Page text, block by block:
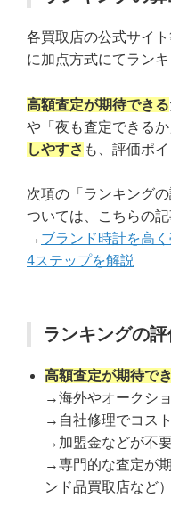
各買取店の公式サイ
に加点方式にてラン
高額査定が期待できる
や「夜も査定できる
しやすさ も、評価ポ
次項の「ランキング
ついては、こちらの
→ ブランド時計を高
4ステップを解説
ランキングの評
高額査定が期待で
→海外やオークシ
→自社修理でコス
→加盟金などが不
→専門的な査定が
ンド品買取店など）